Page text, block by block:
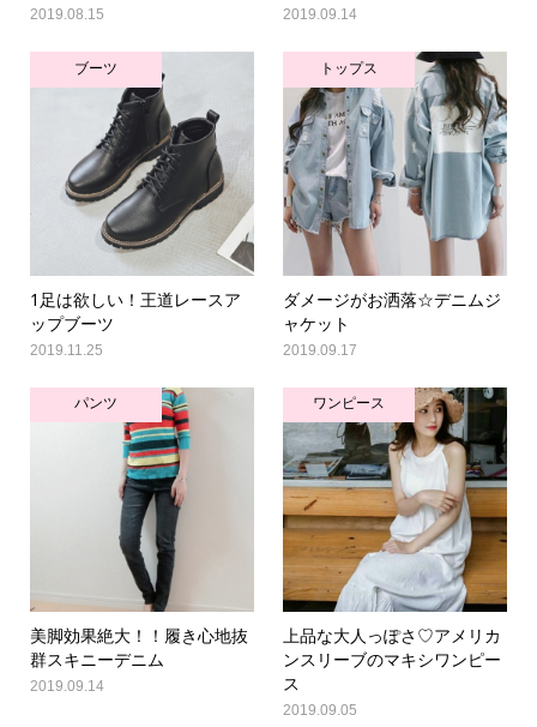
2019.08.15 2019.09.14
ブーツ
1足は欲しい！王道レースア
ップブーツ
2019.11.25
トップス
ダメージがお洒落☆デニムジ
ャケット
2019.09.17
パンツ
美脚効果絶大！！履き心地抜
群スキニーデニム
2019.09.14
ワンピース
上品な大人っぽさ♡アメリカ
ンスリーブのマキシワンピー
ス
2019.09.05